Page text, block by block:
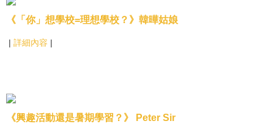
《「你」想學校=理想學校？》韓曄姑娘
| 詳細內容 |
《興趣活動還是暑期學習？》 Peter Sir